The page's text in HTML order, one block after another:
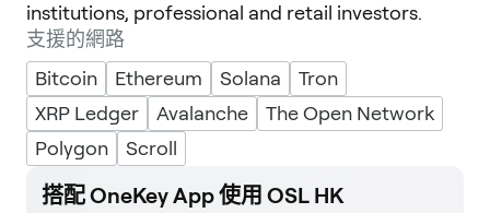
institutions, professional and retail investors.
支援的網路
Bitcoin
Ethereum Solana
Tron
XRP Ledger
Avalanche
The Open Network
Polygon
Scroll
搭配 OneKey App 使用 OSL HK